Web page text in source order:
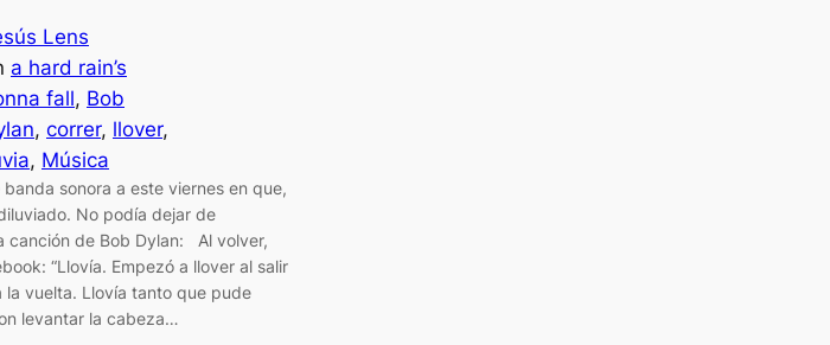
Lens
a hard rain’s
fall, Bob
, correr, llover
, Música
sonora a este viernes en que,
No podía dejar de
canción de Bob Dylan: Al volver,
“Llovía. Empezó a llover al salir
la vuelta. Llovía tanto que pude
levantar la cabeza…